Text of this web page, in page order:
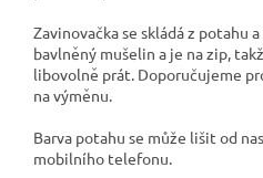
Zavinovačka se skládá z potahu
bavlněný mušelin a je na zip,
libovolně prát. Doporučujeme
na výměnu.
Barva potahu se může lišit od
mobilního telefonu.